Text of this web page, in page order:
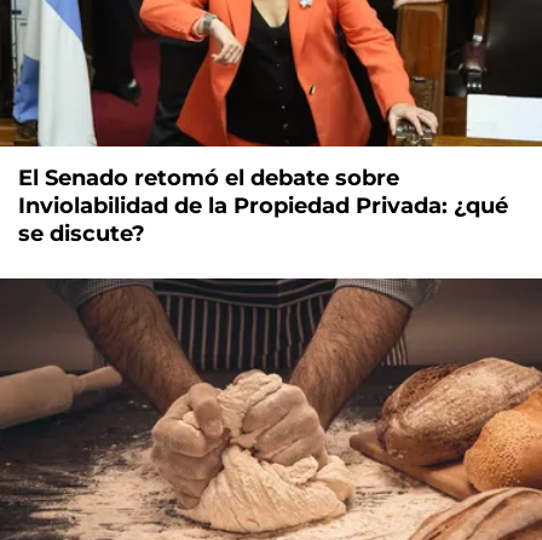
El Senado retomó el debate sobre
Inviolabilidad de la Propiedad Privada: ¿qué
se discute?